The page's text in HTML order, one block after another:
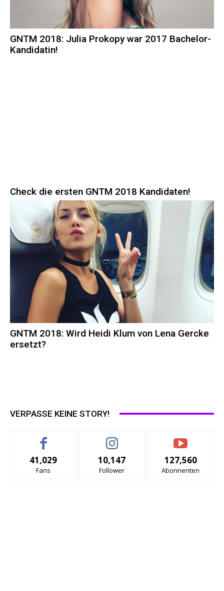
GNTM 2018: Julia Prokopy war 2017 Bachelor-
Kandidatin!
Check die ersten GNTM 2018 Kandidaten!
GNTM 2018: Wird Heidi Klum von Lena Gercke
ersetzt?
VERPASSE KEINE STORY!
41,029
Fans
10,147
Follower
127,560
Abonnenten